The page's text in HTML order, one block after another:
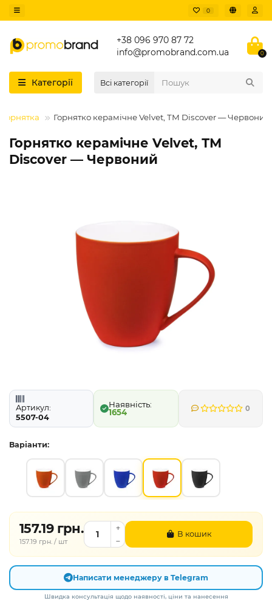
0
+38 096 970 87 72
info@promobrand.com.ua
0
Категорії Всі категорії
Горнятка Горнятко керамічне Velvet, ТМ Discover — Червоний
Горнятко керамічне Velvet, ТМ
Discover — Червоний
Артикул:
5507-04
1654 0
Варіанти:
157.19 грн.
157.19 грн. / шт
В кошик
Написати менеджеру в Telegram
Швидка консультація щодо наявності, ціни та нанесення